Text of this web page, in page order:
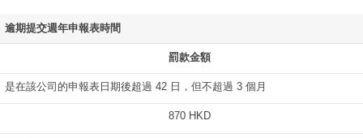
逾期提交週年申報表時間
罰款金額
是在該公司的申報表日期後超過 42 日，但不超過 3 個月
870 HKD